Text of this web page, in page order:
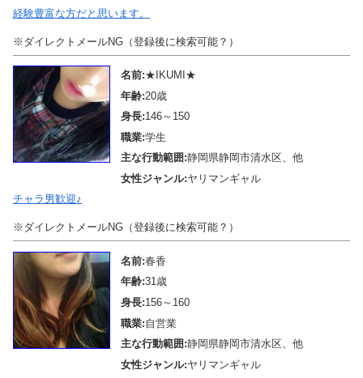
経験豊富な方だと思います。
※ダイレクトメールNG（登録後に検索可能？）
名前:★IKUMI★
年齢:20歳
身長:146～150
職業:学生
主な行動範囲:静岡県静岡市清水区、他
女性ジャンル:ヤリマンギャル
チャラ男歓迎♪
※ダイレクトメールNG（登録後に検索可能？）
名前:春香
年齢:31歳
身長:156～160
職業:自営業
主な行動範囲:静岡県静岡市清水区、他
女性ジャンル:ヤリマンギャル